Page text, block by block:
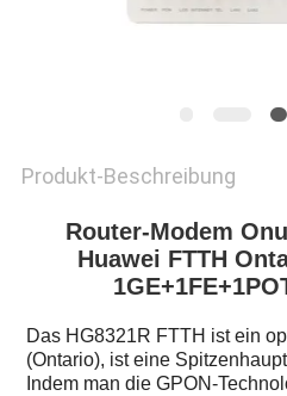
Produkt-Beschreibung
Router-Modem
Huawei FTTH
Das HG8321R FTTH ist ein
(Ontario), ist eine
Indem man die GPON-